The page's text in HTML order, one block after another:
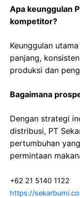
Apa keunggulan
kompetitor?
Keunggulan
panjang,
produksi dan
Bagaimana
Dengan strategi
distribusi, PT
pertumbuhan
permintaan
+62 21 5140 1122
https://